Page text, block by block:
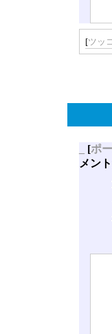
[ツッ
[ポ
メン